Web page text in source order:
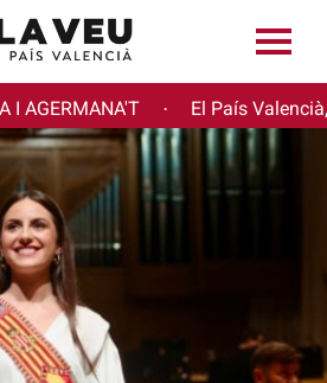
I AGERMANA'T · El País